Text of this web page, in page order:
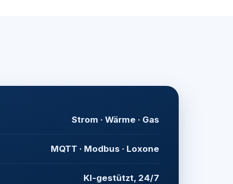
Strom · Wärme · Gas
MQTT · Modbus · Loxone
KI-gestützt, 24/7